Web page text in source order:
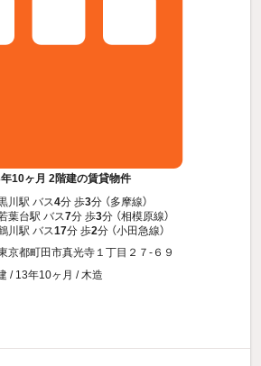
10ヶ月 2階建の賃貸物件
川駅 バス4分 歩3分 （多摩線）
葉台駅 バス7分 歩3分 （相模原線）
川駅 バス17分 歩2分 （小田急線）
京都町田市真光寺１丁目２７-６９
/ 13年10ヶ月 / 木造